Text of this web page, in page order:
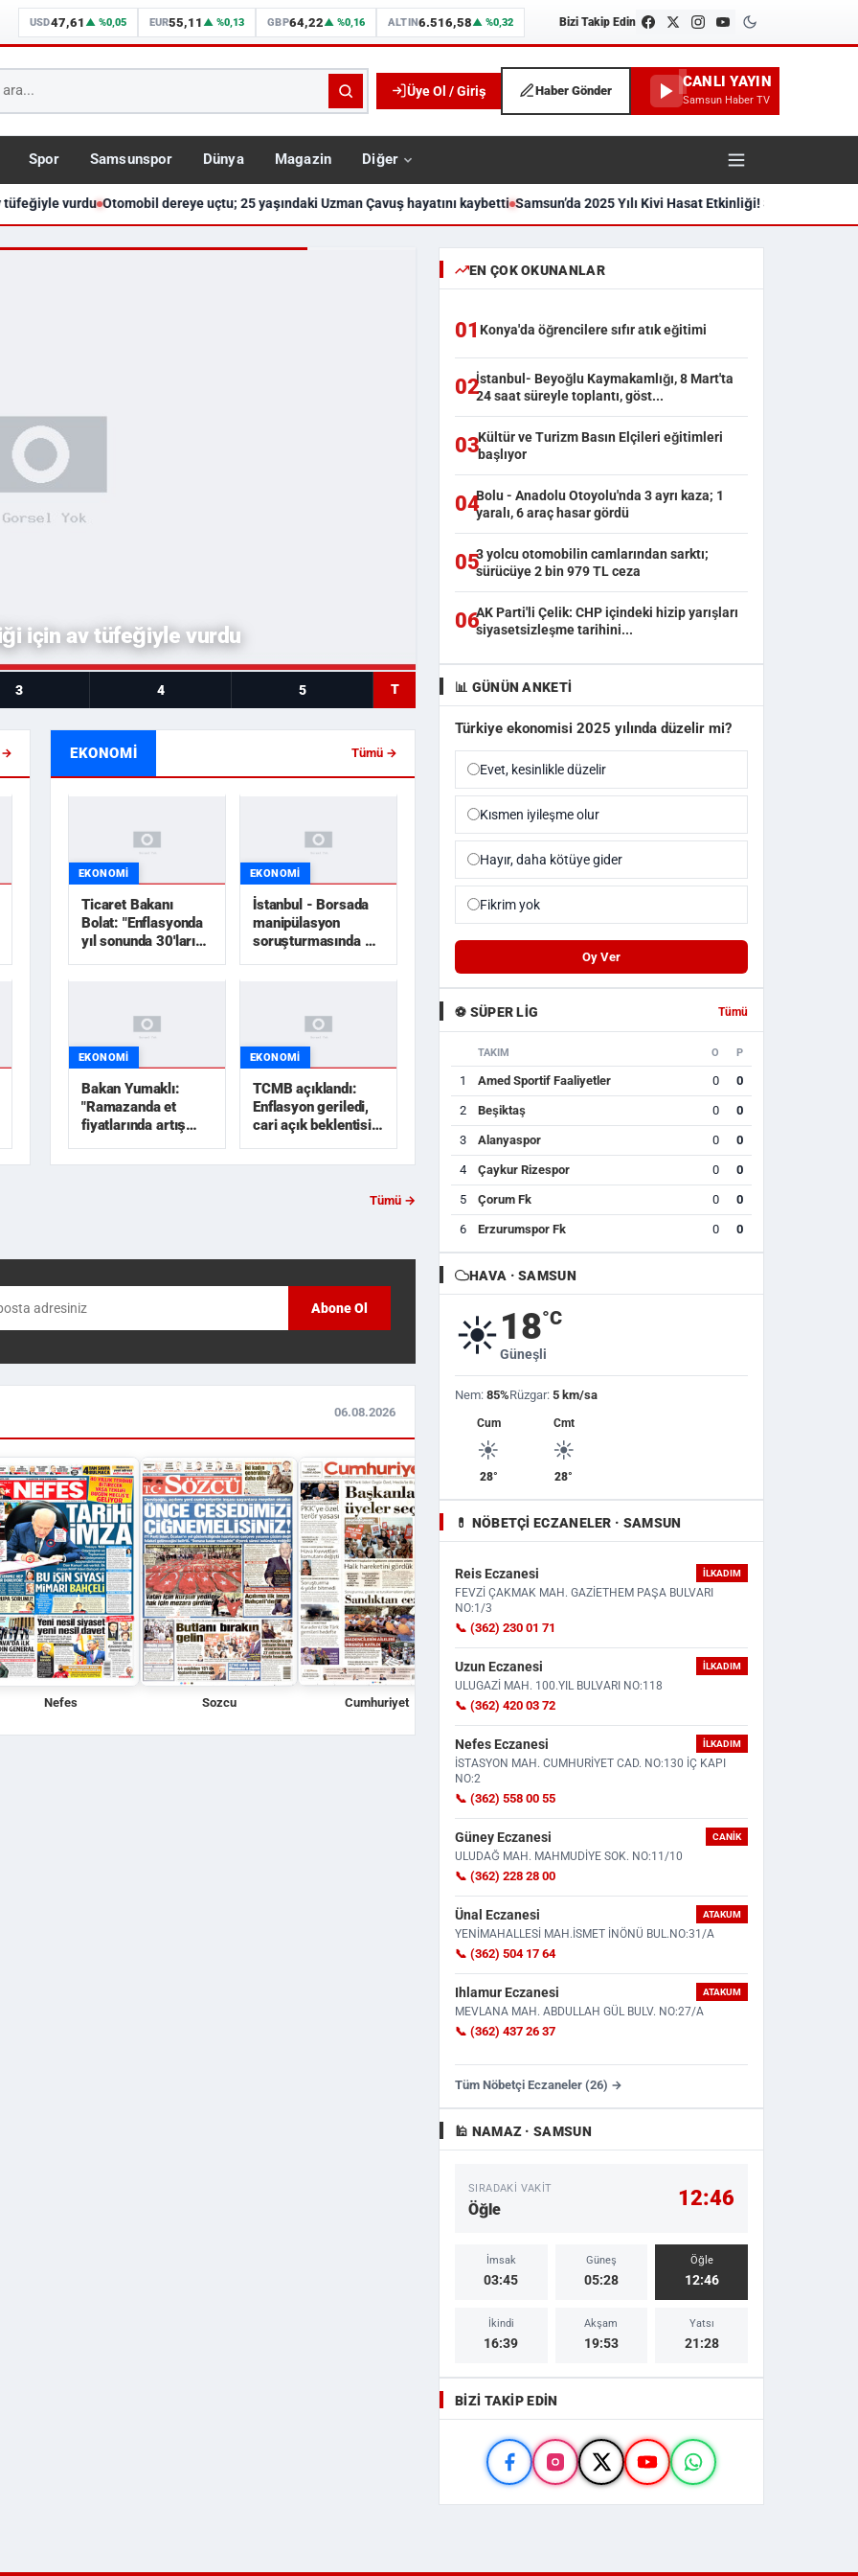
USD47,61 ▲ %0,05 EUR55,11▲ %0,13 GBP64,22▲ %0,16 ALTIN6.516,58▲ %0,32 Bizi Takip Edin
Üye Ol / Giriş Haber Gönder
CANLI YAYIN
Samsun Haber TV
Spor Samsunspor Dünya Magazin Diğer
vurdu Otomobil dereye uçtu; 25 yaşındaki Uzman Çavuş hayatını kaybetti Samsun’da 2025 Yılı Kivi Hasat Etkinliği! Şehir
Dakika Haberleri, Gündem, Samsunspor ve İlçe Haberleri
için av tüfeğiyle vurdu
Otomobil dereye uçtu; 25 yaşındaki
kaybetti
3 4 5 T
→ EKONOMI Tümü →
EKONOMI
Ticaret Bakanı
Bolat: "Enflasyonda
yıl sonunda 30'ların
EKONOMI
İstanbul - Borsada
manipülasyon
soruşturmasında 12
EKONOMI
Bakan Yumaklı:
"Ramazanda et
fiyatlarında artış
yok"
EKONOMI
TCMB açıklandı:
Enflasyon geriledi,
cari açık beklentisi
Tümü →
ekon...
Samsun’da Taksi
Samsun'da 2'si ihraç
Abone Ol
06.08.2026
Nefes Sozcu Cumhuriyet
Turkgun
EN ÇOK OKUNANLAR
01 Konya'da öğrencilere sıfır atık eğitimi
02İstanbul- Beyoğlu Kaymakamlığı, 8 Mart'ta
24 saat süreyle toplantı, göst...
03Kültür ve Turizm Basın Elçileri eğitimleri
başlıyor
04Bolu - Anadolu Otoyolu'nda 3 ayrı kaza; 1
yaralı, 6 araç hasar gördü
053 yolcu otomobilin camlarından sarktı;
sürücüye 2 bin 979 TL ceza
06AK Parti'li Çelik: CHP içindeki hizip yarışları
siyasetsizleşme tarihini...
📊 GÜNÜN ANKETI
Türkiye ekonomisi 2025 yılında düzelir mi?
Evet, kesinlikle düzelir
Kısmen iyileşme olur
Hayır, daha kötüye gider
Fikrim yok
Oy Ver
⚽ SÜPER LIG Tümü
TAKIM O P
1 Amed Sportif Faaliyetler 0 0
2 Beşiktaş 0 0
3 Alanyaspor 0 0
4 Çaykur Rizespor 0 0
5 Çorum Fk 0 0
6 Erzurumspor Fk 0 0
HAVA · SAMSUN
☀️18°C
Güneşli
Nem: 85%Rüzgar: 5 km/sa
Cum
☀️
28°
Cmt
☀️
28°
💊 NÖBETÇI ECZANELER · SAMSUN
Reis Eczanesi İLKADIM
FEVZİ ÇAKMAK MAH. GAZİETHEM PAŞA BULVARI
NO:1/3
📞 (362) 230 01 71
Uzun Eczanesi İLKADIM
ULUGAZİ MAH. 100.YIL BULVARI NO:118
📞 (362) 420 03 72
Nefes Eczanesi İLKADIM
İSTASYON MAH. CUMHURİYET CAD. NO:130 İÇ KAPI
NO:2
📞 (362) 558 00 55
Güney Eczanesi CANIK
ULUDAĞ MAH. MAHMUDİYE SOK. NO:11/10
📞 (362) 228 28 00
Ünal Eczanesi ATAKUM
YENİMAHALLESİ MAH.İSMET İNÖNÜ BUL.NO:31/A
📞 (362) 504 17 64
Ihlamur Eczanesi ATAKUM
MEVLANA MAH. ABDULLAH GÜL BULV. NO:27/A
📞 (362) 437 26 37
Tüm Nöbetçi Eczaneler (26) →
🕌 NAMAZ · SAMSUN
SIRADAKI VAKIT
Öğle 12:46
İmsak
03:45
Güneş
05:28
Öğle
12:46
İkindi
16:39
Akşam
19:53
Yatsı
21:28
BIZI TAKIP EDIN